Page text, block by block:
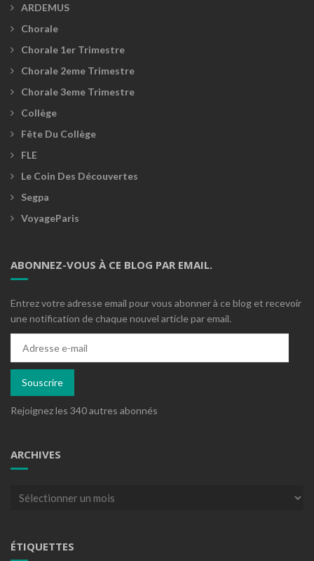
ARDEMUS
Chorale
Chorale 1er Trimestre
Chorale 2eme Trimestre
Chorale 3eme Trimestre
Collège
Fête Du Collège
FLE
Le Coin Des Découvertes
Segpa
VoyageParis
ABONNEZ-VOUS À CE BLOG PAR EMAIL.
Entrez votre adresse email pour vous abonner à ce blog et recevoir
une notification de chaque nouvel article par email.
mail
Souscrire
Rejoignez les 340 autres abonnés
ARCHIVES
Archives
ÉTIQUETTES